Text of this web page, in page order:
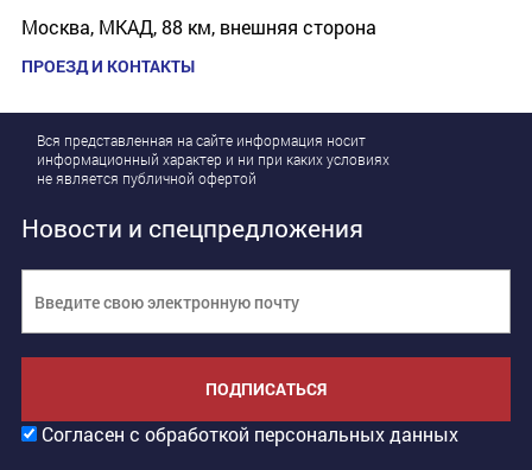
Москва, МКАД, 88 км, внешняя сторона
ПРОЕЗД И КОНТАКТЫ
Вся представленная на сайте информация носит
информационный характер и ни при каких условиях
не является публичной офертой
Новости и спецпредложения
ПОДПИСАТЬСЯ
Согласен с обработкой персональных данных